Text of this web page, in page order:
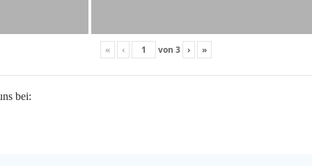
« ‹ von 3 › »
bei: